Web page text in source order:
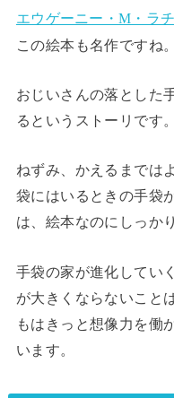
エウゲーニー・M・ラ
この絵本も名作ですね。
おじいさんの落とした
るというストーリです。
ねずみ、かえるまでは
袋にはいるときの手袋
は、絵本なのにしっか
手袋の家が進化してい
が大きくならないこと
もはきっと想像力を働
います。